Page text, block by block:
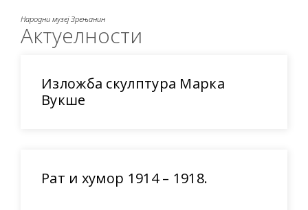
Народни музеј Зрењанин
Актуелности
Изложба скулптура Марка
Вукше
Рат и хумор 1914 – 1918.